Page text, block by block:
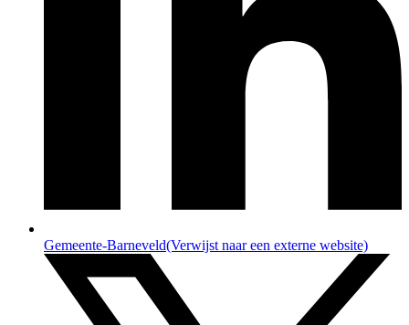
Gemeente-Barneveld(Verwijst naar een externe website)